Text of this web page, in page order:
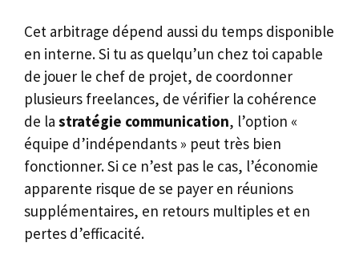
Cet arbitrage dépend aussi du temps disponible
en interne. Si tu as quelqu’un chez toi capable
de jouer le chef de projet, de coordonner
plusieurs freelances, de vérifier la cohérence
de la stratégie communication, l’option «
équipe d’indépendants » peut très bien
fonctionner. Si ce n’est pas le cas, l’économie
apparente risque de se payer en réunions
supplémentaires, en retours multiples et en
pertes d’efficacité.